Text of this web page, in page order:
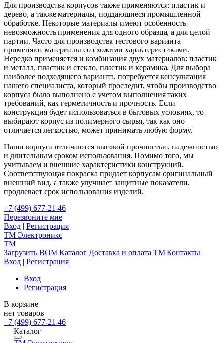
Для производства корпусов также применяются: пластик и
дерево, а также материалы, поддающиеся промышленной
обработке. Некоторые материалы имеют особенность —
невозможность применения для одного образца, а для целой
партии. Часто для производства тестового варианта
применяют материалы со схожими характеристиками.
Нередко применяется и комбинация двух материалов: пластик
и металл, пластик и стекло, пластик и керамика. Для выбора
наиболее подходящего варианта, потребуется консультация
нашего специалиста, который проследит, чтобы производство
корпуса было выполнено с учетом выполнения таких
требований, как герметичность и прочность. Если
конструкция будет использоваться в бытовых условиях, то
выбирают корпус из полимерного сырья, так как оно
отличается легкостью, может принимать любую форму.
Наши корпуса отличаются высокой прочностью, надежностью
и длительным сроком использования. Помимо того, мы
учитываем и внешние характеристики конструкций.
Соответствующая покраска придает корпусам оригинальный
внешний вид, а также улучшает защитные показатели,
продлевает срок использования изделий.
+7 (499) 677-21-46
Перезвоните мне
Вход | Регистрация
TM Электроникс
TM
Загрузить BOM Каталог Доставка и оплата TM Контакты
Вход | Регистрация
Вход
Регистрация
В корзине
нет товаров
+7 (499) 677-21-46
Каталог